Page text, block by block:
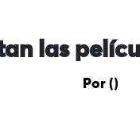
las
Por ()